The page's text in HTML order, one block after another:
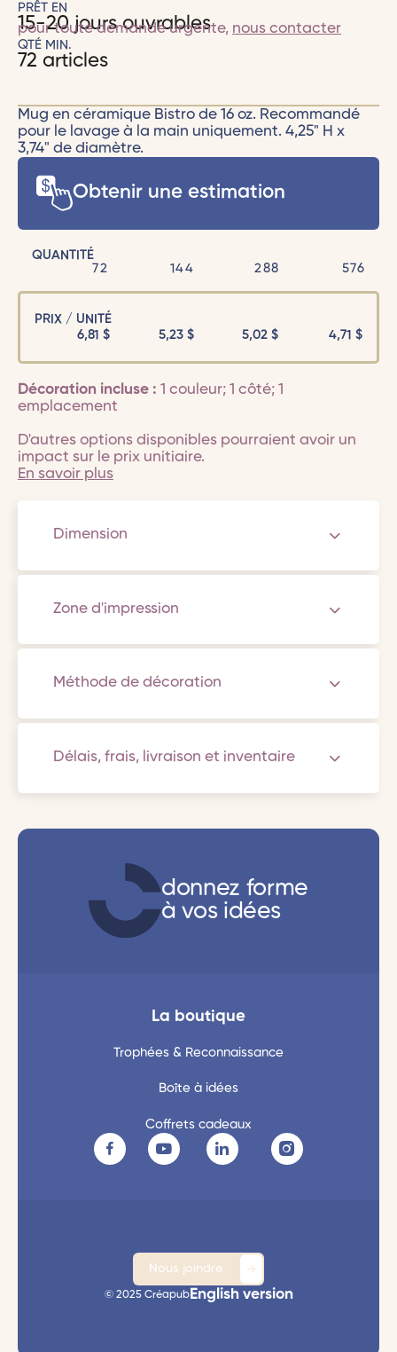
PRÊT EN
15-20 jours ouvrables
pour toute demande urgente, nous contacter
QTÉ MIN.
72 articles
Mug en céramique Bistro de 16 oz. Recommandé
pour le lavage à la main uniquement. 4,25" H x
3,74" de diamètre.
Obtenir une estimation
QUANTITÉ
72
144 288 576
PRIX / UNITÉ
6,81 $ 5,23$ 5,02$ 4,71$
Décoration incluse : 1 couleur; 1 côté; 1
emplacement
D'autres options disponibles pourraient avoir un
impact sur le prix unitiaire.
En savoir plus
Dimension
Zone d'impression
Méthode de décoration
Délais, frais, livraison et inventaire
donnez forme
à vos idées
La boutique
Trophées & Reconnaissance
Boîte à idées
Coffrets cadeaux
Nous joindre
© 2025 CréapubEnglish version